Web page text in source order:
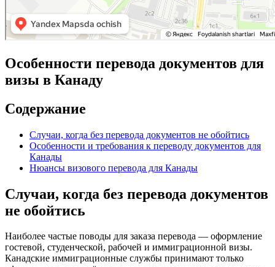
Особенности перевода документов для
визы в Канаду
Содержание
Случаи, когда без перевода документов не обойтись
Особенности и требования к переводу документов для
Канады
Нюансы визового перевода для Канады
Случаи, когда без перевода документов
не обойтись
Наиболее частые поводы для заказа перевода — оформление
гостевой, студенческой, рабочей и иммиграционной визы.
Канадские иммиграционные службы принимают только